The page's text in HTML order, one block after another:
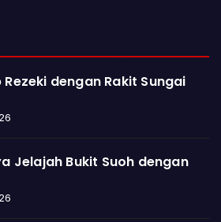
Rezeki dengan Rakit Sungai
Jelajah Bukit Suoh dengan